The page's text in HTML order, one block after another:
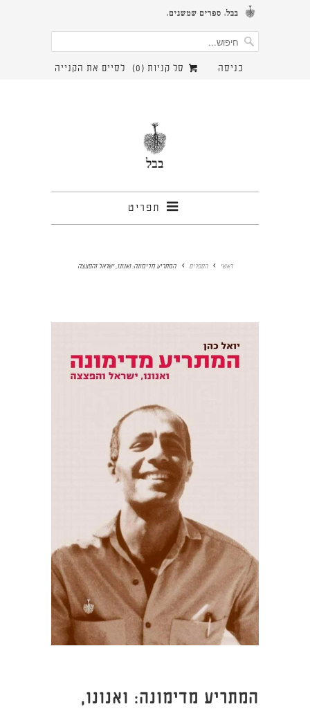
כניסה לסיים את הקנייה סל קניות ( 0
)
תפריט
ראשי הספרים המתריע מדימונה: ואנונו, ישראל והפצצה
המתריע מדימונה: ואנונו,